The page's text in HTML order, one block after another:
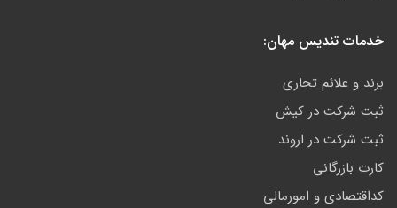
خدمات تندیس مهان:
برند و علائم تجاری
ثبت شرکت در کیش
ثبت شرکت در اروند
کارت بازرگانی
کداقتصادی و امورمالی